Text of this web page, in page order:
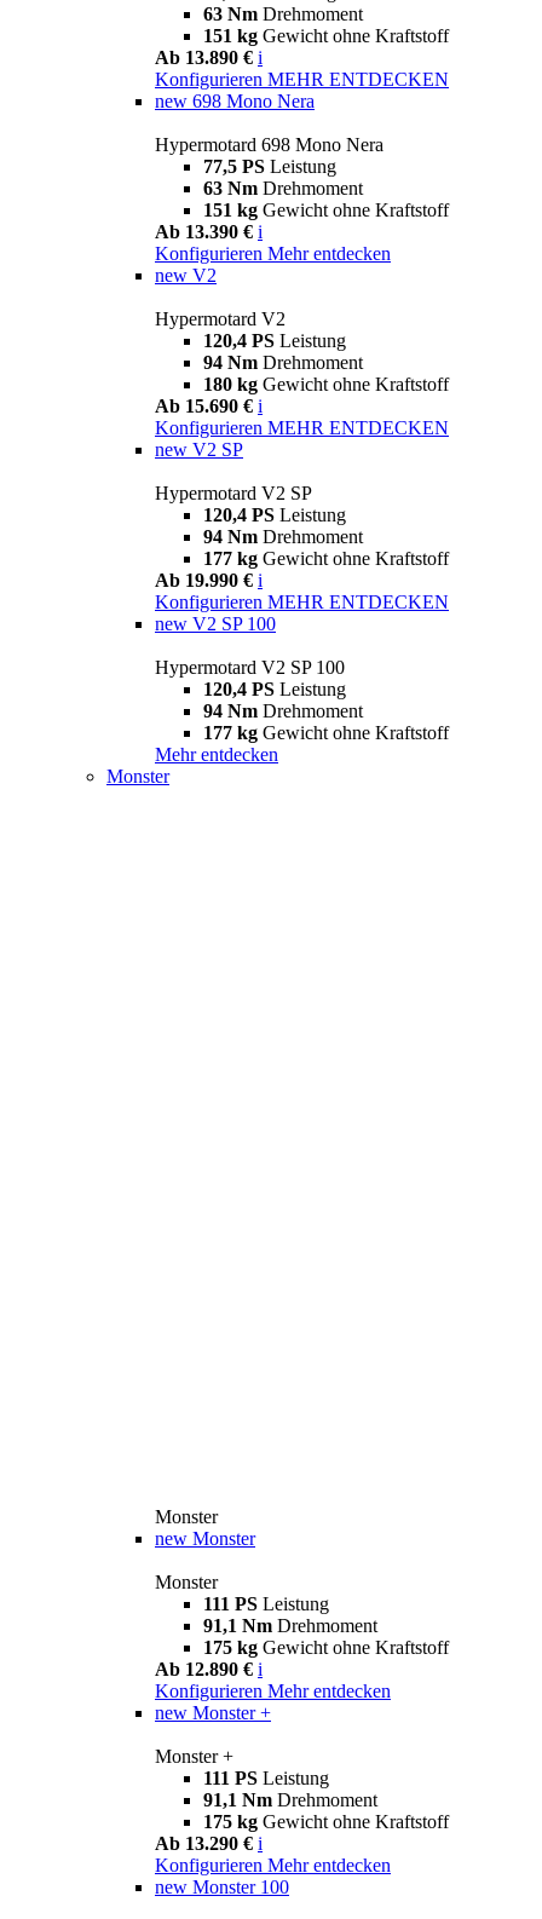
63 Nm Drehmoment
151 kg Gewicht ohne Kraftstoff
Ab 13.890 € i
Konfigurieren MEHR ENTDECKEN
new 698 Mono Nera
Hypermotard 698 Mono Nera
77,5 PS Leistung
63 Nm Drehmoment
151 kg Gewicht ohne Kraftstoff
Ab 13.390 € i
Konfigurieren Mehr entdecken
new V2
Hypermotard V2
120,4 PS Leistung
94 Nm Drehmoment
180 kg Gewicht ohne Kraftstoff
Ab 15.690 € i
Konfigurieren MEHR ENTDECKEN
new V2 SP
Hypermotard V2 SP
120,4 PS Leistung
94 Nm Drehmoment
177 kg Gewicht ohne Kraftstoff
Ab 19.990 € i
Konfigurieren MEHR ENTDECKEN
new V2 SP 100
Hypermotard V2 SP 100
120,4 PS Leistung
94 Nm Drehmoment
177 kg Gewicht ohne Kraftstoff
Mehr entdecken
Monster
Monster
new Monster
Monster
111 PS Leistung
91,1 Nm Drehmoment
175 kg Gewicht ohne Kraftstoff
Ab 12.890 € i
Konfigurieren Mehr entdecken
new Monster +
Monster +
111 PS Leistung
91,1 Nm Drehmoment
175 kg Gewicht ohne Kraftstoff
Ab 13.290 € i
Konfigurieren Mehr entdecken
new Monster 100